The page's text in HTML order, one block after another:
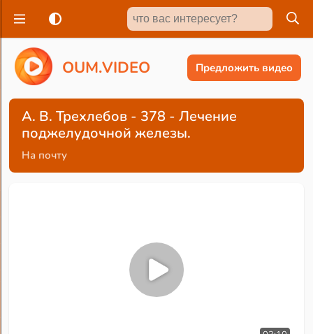
OUM.VIDEO Предложить видео
А. В. Трехлебов - 378 - Лечение
поджелудочной железы.
На почту